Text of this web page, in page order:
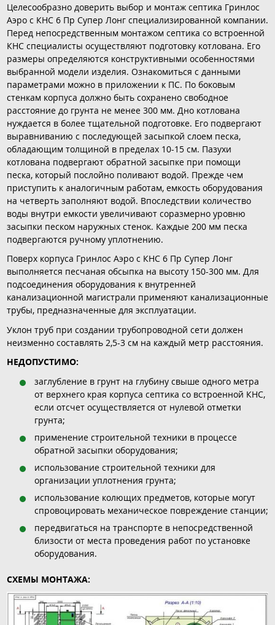
Целесообразно доверить выбор и монтаж септика Гринлос
Аэро с КНС 6 Пр Супер Лонг специализированной компании.
Перед непосредственным монтажом септика со встроенной
КНС специалисты осуществляют подготовку котлована. Его
размеры определяются конструктивными особенностями
выбранной модели изделия. Ознакомиться с данными
параметрами можно в приложении к ПС. По боковым
стенкам корпуса должно быть сохранено свободное
расстояние до грунта не менее 300 мм. Дно котлована
нуждается в более тщательной подготовке. Его подвергают
выравниванию с последующей засыпкой слоем песка,
обладающим толщиной в пределах 10-15 см. Пазухи
котлована подвергают обратной засыпке при помощи
песка, который послойно поливают водой. Прежде чем
приступить к аналогичным работам, емкость оборудования
на четверть заполняют водой. Впоследствии количество
воды внутри емкости увеличивают соразмерно уровню
засыпки песком наружных стенок. Каждые 200 мм песка
подвергаются ручному уплотнению.
Поверх корпуса Гринлос Аэро с КНС 6 Пр Супер Лонг
выполняется песчаная обсыпка на высоту 150-300 мм. Для
подсоединения оборудования к внутренней
канализационной магистрали применяют канализационные
трубы, предназначенные для эксплуатации.
Уклон труб при создании трубопроводной сети должен
неизменно составлять 2,5-3 см на каждый метр расстояния.
НЕДОПУСТИМО:
заглубление в грунт на глубину свыше одного метра
от верхнего края корпуса септика со встроенной КНС,
если отсчет осуществляется от нулевой отметки
грунта;
применение строительной техники в процессе
обратной засыпки оборудования;
использование строительной техники для
организации уплотнения грунта;
использование колющих предметов, которые могут
спровоцировать механическое повреждение станции;
передвигаться на транспорте в непосредственной
близости от места проведения работ по установке
оборудования.
СХЕМЫ МОНТАЖА: